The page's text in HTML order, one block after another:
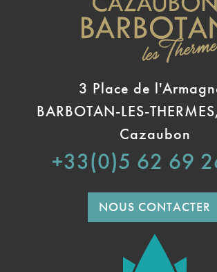
3 Place de
BARBOTAN-LES-
Cazaubon
+33(0)5 62 69
NOUS CONTACTER